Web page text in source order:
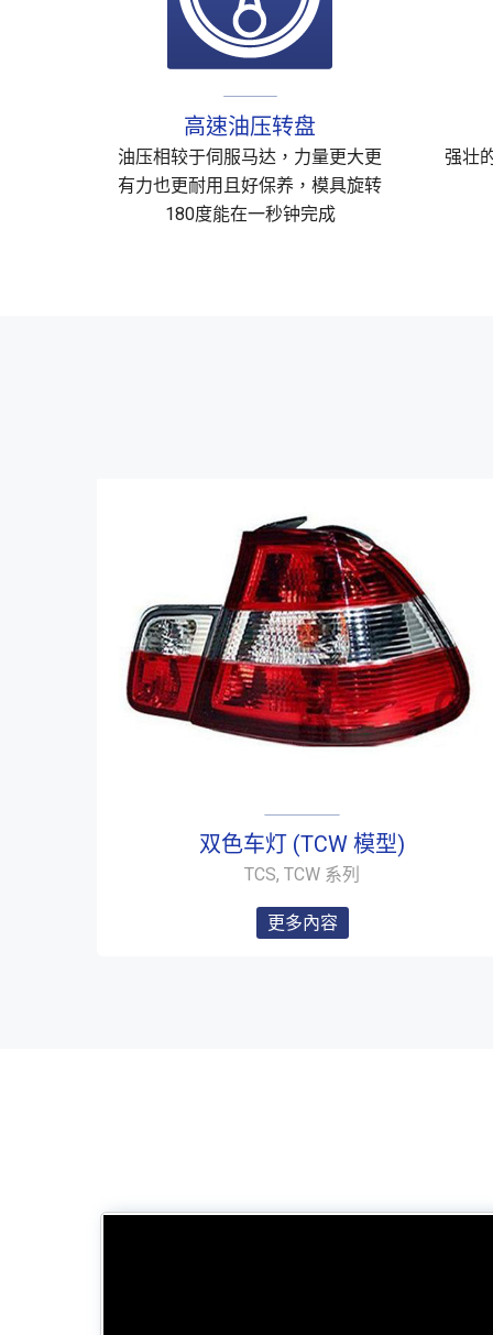
高速油压转盘
油压相较于伺服马达，力量更大更
有力也更耐用且好保养，模具旋转
180度能在一秒钟完成
强壮
双色车灯 (TCW 模型)
TCS, TCW 系列
更多內容